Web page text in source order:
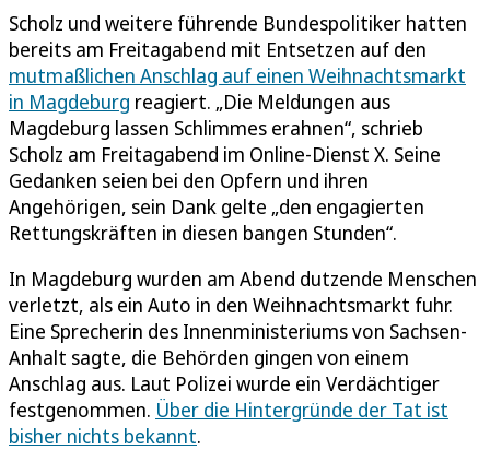
Scholz und weitere führende Bundespolitiker hatten
bereits am Freitagabend mit Entsetzen auf den
mutmaßlichen Anschlag auf einen Weihnachtsmarkt
in Magdeburg reagiert. „Die Meldungen aus
Magdeburg lassen Schlimmes erahnen“, schrieb
Scholz am Freitagabend im Online-Dienst X. Seine
Gedanken seien bei den Opfern und ihren
Angehörigen, sein Dank gelte „den engagierten
Rettungskräften in diesen bangen Stunden“.
In Magdeburg wurden am Abend dutzende Menschen
verletzt, als ein Auto in den Weihnachtsmarkt fuhr.
Eine Sprecherin des Innenministeriums von Sachsen-
Anhalt sagte, die Behörden gingen von einem
Anschlag aus. Laut Polizei wurde ein Verdächtiger
festgenommen. Über die Hintergründe der Tat ist
bisher nichts bekannt.